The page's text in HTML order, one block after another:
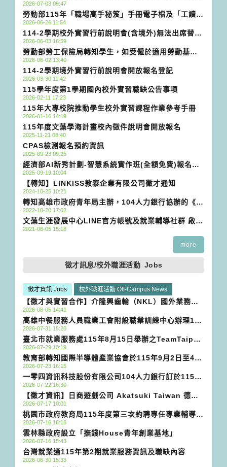
簡章」，請協助宣傳並鼓勵所屬教師於115年9月10日
前於線上申請
2026-07-03 09:47
勞動部115年「職場高手秘笈」手冊電子檔及「工讀生
勞動權益與義務」等e化資料
2026-06-26 11:54
114-2學期校外實習行前說明會(含境外)無法出席替代
方案(生涯發展中心)
2026-06-03 16:59
勞動部勞工保險局轉知學生，如受僱於適用勞動基準
法之事業單位，除應留意雇主是否依法提繳勞工退休
金外，亦可主動向雇主表明參加個人自願提繳退休
金，以增加勞工退休金個人專戶累積金額。
2026-06-02 13:40
114-2學期境外實習行前說明會開放報名登記
2026-03-30 11:42
115學年度第1學期國內校外實習職缺公告事項
2026-02-11 17:23
115年大專校院推動學生校外實習課程作業參考手冊
2026-01-16 14:19
115年度文藻學海計畫校內徵件說明會開放報名
2025-11-21 08:40
CPAS檢測報名預約資訊
2025-09-23 09:25
經濟部AI新秀計劃-智慧系統實作班(全額免費)報名期
限至9/24
2025-09-19 10:04
【轉知】LINKISS敦泰企業有限公司徵才通知
2024-10-25 10:21
轉知高雄市政府青年局主辦，104人力銀行協辦的《青
創事業媒合人才專區計畫》
2022-10-20 17:02
文藻生涯發展中心LINE官方帳號及就業輔導社群 啟用
囉
2021-08-05 15:18
more
徵才訊息/校外職涯活動 Jobs
徵才資訊 Jobs 校外職涯活動 Off-Campus News
【徵才與實習合作】介隆興齒輪（NKL）國外業務人
才招募
2026-08-05 14:41
高雄中餐服務人員職業工會附設職業訓練中心辦理115
年度青年職業訓練專班計畫
2026-07-31 15:20
臺北市就業服務處115年8月15日舉辦之TeamTaipei
挺就業「青年✦科技✦未來」AI產業鏈就業博覽會
2026-07-29 10:19
教育部轉知國際半導體產業協會於115年9月2日至4日
SEMICON Taiwan國際半導體展期間規劃「人才培育
主題活動」案
2026-07-23 16:15
一零四資訊科技股份有限公司104人力銀行訂於115年
8月15日舉辦【求職力UP】活動，提供免費一對一履
歷健診、面試講座等求職實戰資源
2026-07-22 16:30
【徵才資訊】日商遊戲公司 Akatsuki Taiwan 德文
遊戲在地化翻譯專員
2026-07-17 10:01
桃園市政府教育局115年度第三次約聘專任專業輔導人
員甄選
2026-07-16 16:18
雲林縣政府設立「撫錢House青年創業基地」
2026-07-16 15:43
台灣就業通115年第2期就業服務資訊及職缺內容
2026-06-30 15:33